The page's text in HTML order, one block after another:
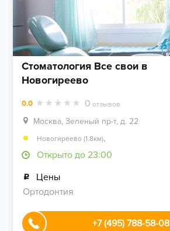
Стоматология Все свои в
Новогиреево
0.0 0 отзывов
Москва, Зеленый пр-т, д. 22
Новогиреево (1.8км),
Открыто до 23:00
Цены
Ортодонтия
+7 (495) 788-58-08